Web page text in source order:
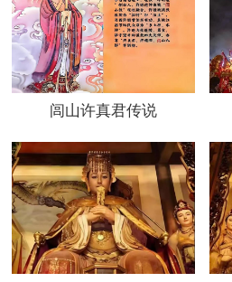
闾山许真君传说